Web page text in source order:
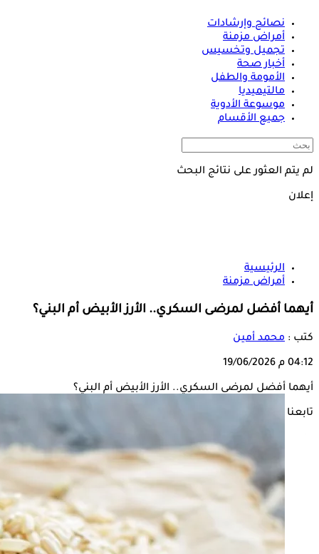
نصائح وإرشادات
أمراض مزمنة
تجميل وتخسيس
أخبار صحة
الأمومة والطفل
مالتيميديا
موسوعة الأدوية
جميع الأقسام
لم يتم العثور على نتائج البحث
إعلان
الرئيسية
أمراض مزمنة
أيهما أفضل لمرضى السكري.. الأرز الأبيض أم البني؟
كتب : محمد أمين
04:12 م 19/06/2026
أيهما أفضل لمرضى السكري.. الأرز الأبيض أم البني؟
تابعنا على